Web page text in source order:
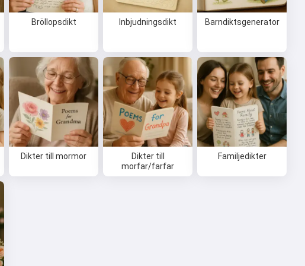
Bröllopsdikt Inbjudningsdikt Barndiktsgenerator
Dikter till mormor
Dikter till
morfar/farfar
Familjedikter